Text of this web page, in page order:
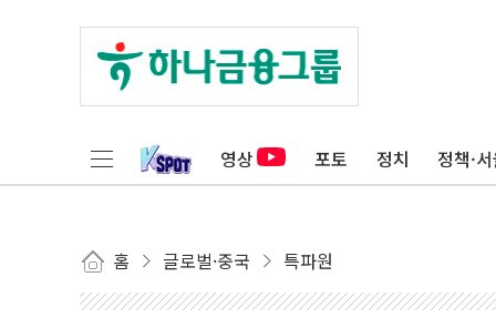
영상 포토 정치 정책·
홈 글로벌·중국 특파원